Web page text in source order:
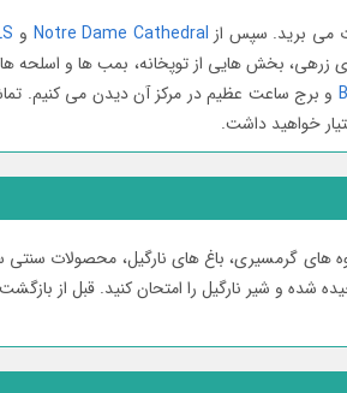
می برید. سپس از Notre Dame Cathedral و
زرھی، بخش ھایی از توپخانه، بمب ھا و اسلحه
و برج ساعت عظیم در مرکز آن دیدن می کنیم.
های گرمسیری، باغ های نارگیل، محصولات
و شیر نارگیل را امتحان کنید. قبل از